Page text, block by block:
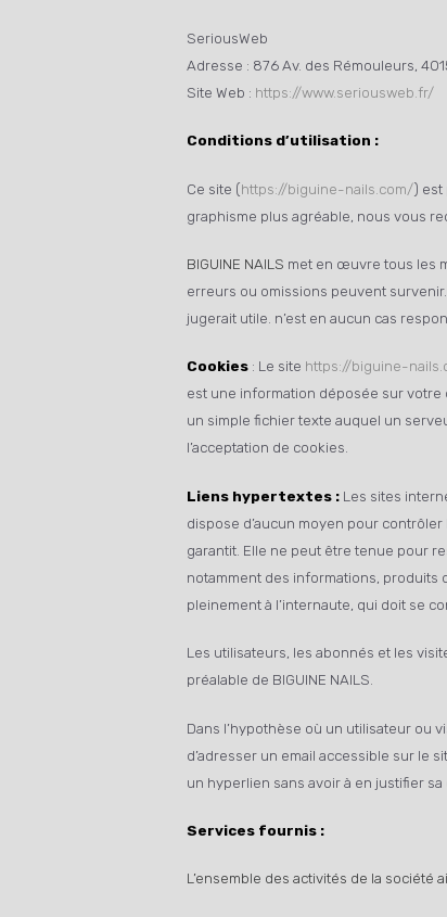
SeriousWeb
Adresse : 876 Av. des Rémouleurs,
Site Web : https://www.seriousweb.fr/
Conditions d’utilisation :
Ce site (https://biguine-nails.com/) est
graphisme plus agréable, nous vous
BIGUINE NAILS met en œuvre tous les
erreurs ou omissions peuvent
jugerait utile. n’est en aucun cas
Cookies : Le site https://biguine-
est une information déposée sur
un simple fichier texte auquel un
l’acceptation de cookies.
Liens hypertextes : Les sites
dispose d’aucun moyen pour
garantit. Elle ne peut être tenue pour
notamment des informations, produits
pleinement à l’internaute, qui doit se
Les utilisateurs, les abonnés et les
préalable de BIGUINE NAILS.
Dans l’hypothèse où un utilisateur ou
d’adresser un email accessible sur le
un hyperlien sans avoir à en justifier sa
Services fournis :
L’ensemble des activités de la